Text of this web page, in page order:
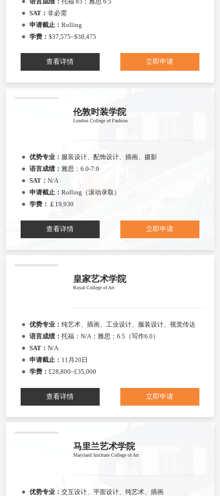
SAT： 非必需
申请截止： Rolling
学费： $37,575~$38,475
查看详情 立即申请
伦敦时装学院
London College of Fashion
优势专业： 服装设计、配饰设计、插画、摄影
语言成绩： 雅思：6.0-7.0
SAT： N/A
申请截止： Rolling（滚动录取）
学费： ￡19,930
查看详情 立即申请
皇家艺术学院
Royal College of Art
优势专业： 纯艺术、插画、工业设计、服装设计、视觉传达
语言成绩： 托福：N/A；雅思：6.5（写作6.0）
SAT： N/A
申请截止： 11月20日
学费： £28,800~£35,000
查看详情 立即申请
马里兰艺术学院
Maryland Institute College of Art
优势专业： 交互设计、平面设计、纯艺术、插画